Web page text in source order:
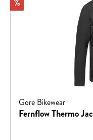
%
Gore Bikewear
Fernflow Thermo